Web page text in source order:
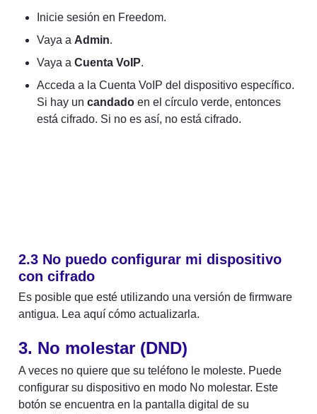
Inicie sesión en Freedom.
Vaya a Admin.
Vaya a Cuenta VoIP.
Acceda a la Cuenta VoIP del dispositivo específico.
Si hay un candado en el círculo verde, entonces
está cifrado. Si no es así, no está cifrado.
2.3 No puedo configurar mi dispositivo
con cifrado
Es posible que esté utilizando una versión de firmware
antigua. Lea aquí cómo actualizarla.
3. No molestar (DND)
A veces no quiere que su teléfono le moleste. Puede
configurar su dispositivo en modo No molestar. Este
botón se encuentra en la pantalla digital de su